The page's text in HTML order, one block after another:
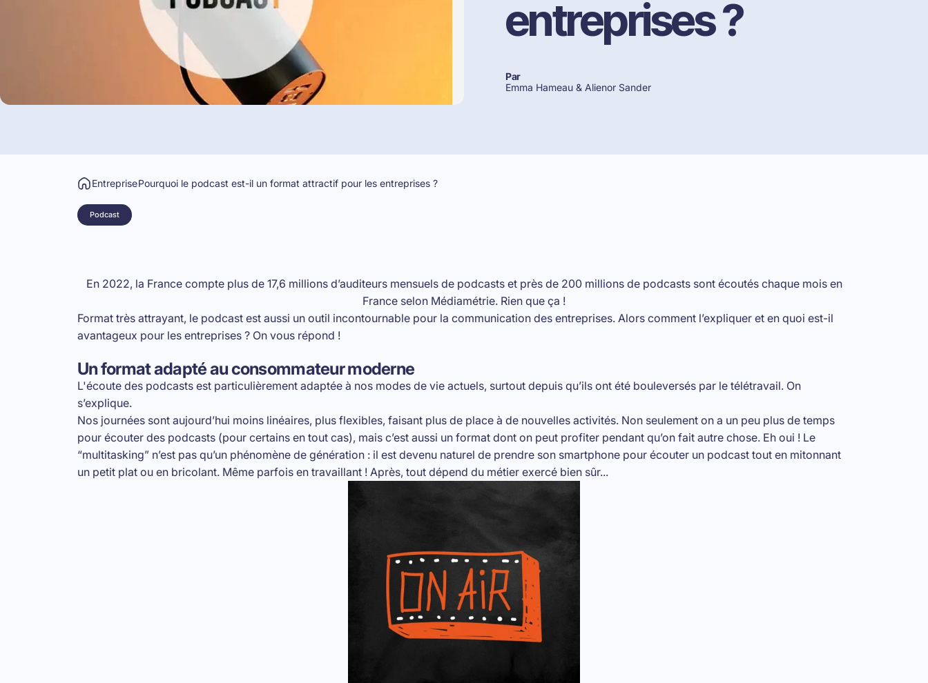
entreprises?
Par
Emma Hameau & Alienor Sander
EntreprisePourquoi le podcast est-il un format attractif pour les entreprises ?
Podcast
En 2022, la France compte plus de 17,6 millions d’auditeurs mensuels de podcasts et près de 200 millions de podcasts sont écoutés chaque mois en
France selon Médiamétrie. Rien que ça !
Format très attrayant, le podcast est aussi un outil incontournable pour la communication des entreprises. Alors comment l’expliquer et en quoi est-il
avantageux pour les entreprises ? On vous répond !
Un format adapté au consommateur moderne
L'écoute des podcasts est particulièrement adaptée à nos modes de vie actuels, surtout depuis qu’ils ont été bouleversés par le télétravail. On
s’explique.
Nos journées sont aujourd’hui moins linéaires, plus flexibles, faisant plus de place à de nouvelles activités. Non seulement on a un peu plus de temps
pour écouter des podcasts (pour certains en tout cas), mais c’est aussi un format dont on peut profiter pendant qu’on fait autre chose. Eh oui ! Le
“multitasking” n’est pas qu’un phénomène de génération : il est devenu naturel de prendre son smartphone pour écouter un podcast tout en mitonnant
un petit plat ou en bricolant. Même parfois en travaillant ! Après, tout dépend du métier exercé bien sûr...